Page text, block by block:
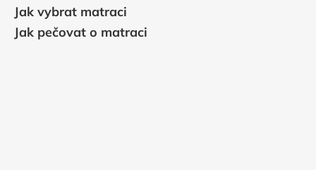
Jak vybrat matraci
Jak pečovat o matraci